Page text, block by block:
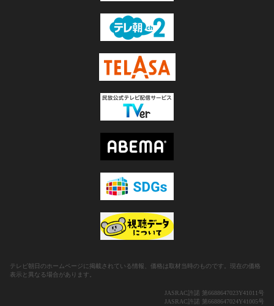
テレビ朝日のホームページに掲載されている情報、価格は取材当時のものです。現在の価格
表示と異なる場合があります。
JASRAC許諾 第6688647023Y41011号
JASRAC許諾 第6688647024Y41005号